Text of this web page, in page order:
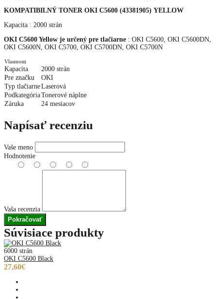
KOMPATIBILNÝ TONER OKI C5600 (43381905) YELLOW
Kapacita : 2000 strán
OKI C5600 Yellow je určený pre tlačiarne : OKI C5600, OKI C5600DN,
OKI C5600N, OKI C5700, OKI C5700DN, OKI C5700N
Vlastnosti
Kapacita
2000 strán
Pre značku
OKI
Typ tlačiarneLaserová
PodkategóriaTonerové náplne
Záruka
24 mesiacov
Napísať recenziu
Vaše meno
Hodnotenie
Vaša recenzia
Pokračovať
Súvisiace produkty
6000 strán
OKI C5600 Black
27,60€